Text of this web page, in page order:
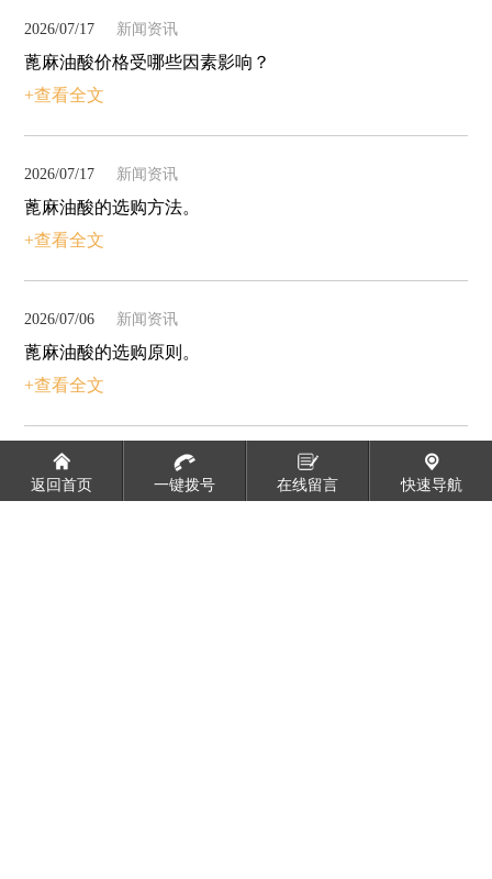
2026/07/17 新闻资讯
蓖麻油酸价格受哪些因素影响？
+查看全文
2026/07/17 新闻资讯
蓖麻油酸的选购方法。
+查看全文
2026/07/06 新闻资讯
蓖麻油酸的选购原则。
+查看全文
2026/07/06 新闻资讯
如何挑选蓖麻油酸？
返回首页 一键拨号 在线留言 快速导航